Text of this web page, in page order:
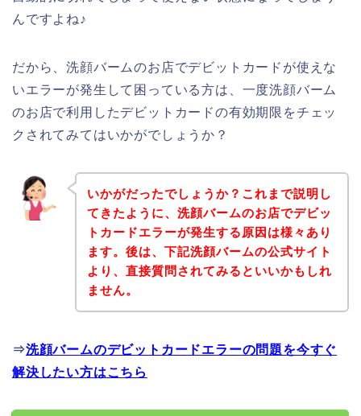
んですよね♪
だから、洗顔バームのお店でデビットカードが使えな
いエラーが発生して困っている方は、一度洗顔バーム
のお店で利用したデビットカードの有効期限をチェッ
クされてみてはいかがでしょうか？
いかがだったでしょうか？これまで説明し
てきたように、洗顔バームのお店でデビッ
トカードエラーが発生する原因は様々あり
ます。後は、下記洗顔バームの公式サイト
より、直接質問されてみるといいかもしれ
ません。
⇒洗顔バームのデビットカードエラーの問題を今すぐ
解決したい方はこちら